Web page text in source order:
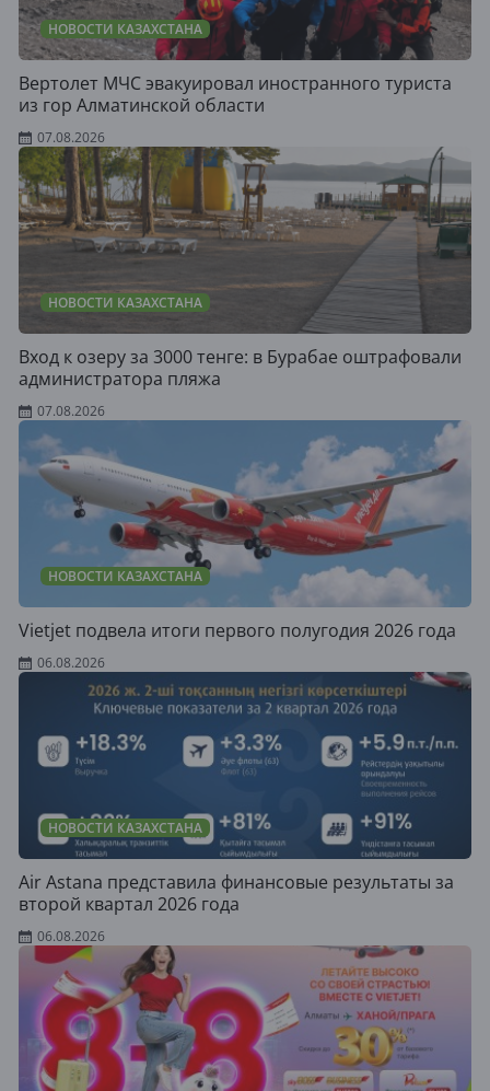
НОВОСТИ КАЗАХСТАНА
Вертолет МЧС эвакуировал иностранного туриста
из гор Алматинской области
07.08.2026
НОВОСТИ КАЗАХСТАНА
Вход к озеру за 3000 тенге: в Бурабае оштрафовали
администратора пляжа
07.08.2026
НОВОСТИ КАЗАХСТАНА
Vietjet подвела итоги первого полугодия 2026 года
06.08.2026
НОВОСТИ КАЗАХСТАНА
Air Astana представила финансовые результаты за
второй квартал 2026 года
06.08.2026